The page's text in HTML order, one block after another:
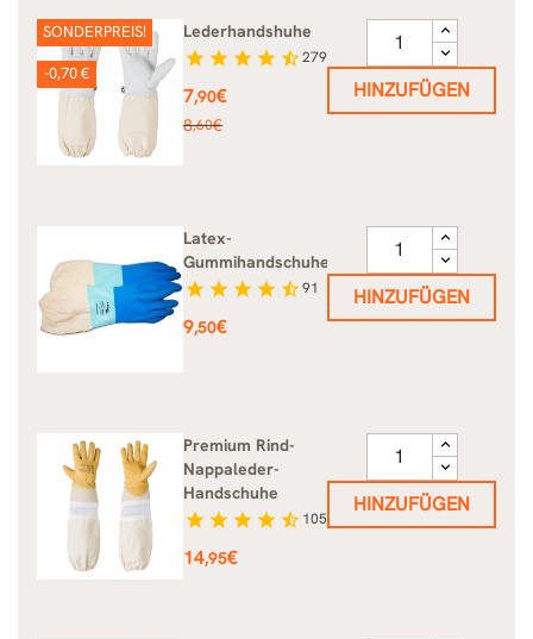
Lederhandshuhe
star star star star star_half279
Preis
7,90€
Verkaufspreis
8,60€
SONDERPREIS!
-0,70 €
HINZUFÜGEN
Latex-
Gummihandschuhe
star star star star star_half91
Preis
9,50€
HINZUFÜGEN
Premium Rind-
Nappaleder-
Handschuhe
star star star star star_half 105
Preis
14,95€
HINZUFÜGEN